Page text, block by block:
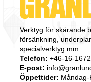
Verktyg för skärande
försänkning,
specialverktyg mm.
Telefon: +46-16-
E-post:
Öppettider: